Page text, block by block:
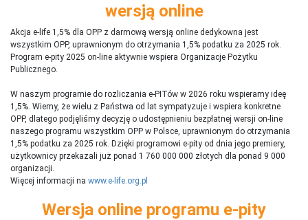
wersją online
Akcja e-life 1,5% dla OPP z darmową wersją online dedykowna jest
wszystkim OPP, uprawnionym do otrzymania 1,5% podatku za 2025 rok.
Program e-pity 2025 on-line aktywnie wspiera Organizacje Pożytku
Publicznego.
W naszym programie do rozliczania e-PITów w 2026 roku wspieramy ideę
1,5%. Wiemy, że wielu z Państwa od lat sympatyzuje i wspiera konkretne
OPP, dlatego podjęliśmy decyzję o udostępnieniu bezpłatnej wersji on-line
naszego programu wszystkim OPP w Polsce, uprawnionym do otrzymania
1,5% podatku za 2025 rok. Dzięki programowi e-pity od dnia jego premiery,
użytkownicy przekazali już ponad 1 760 000 000 złotych dla ponad 9 000
organizacji.
Więcej informacji na www.e-life.org.pl
Wersja online programu e-pity